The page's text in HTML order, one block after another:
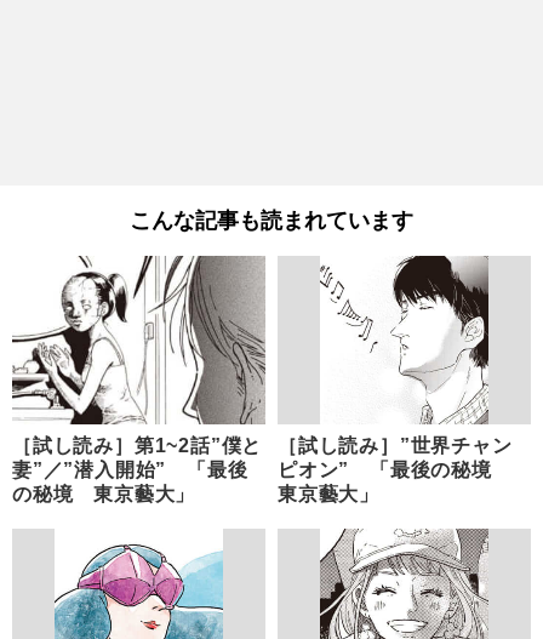
こんな記事も読まれています
［試し読み］第1~2話”僕と
妻”／”潜入開始” 「最後
の秘境 東京藝大」
［試し読み］”世界チャン
ピオン” 「最後の秘境
東京藝大」